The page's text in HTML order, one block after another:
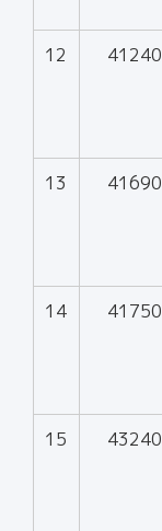
12 41240
13 41690
14 41750
15 43240